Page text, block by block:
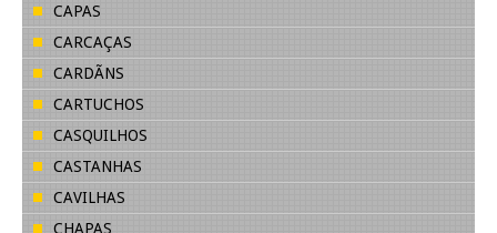
CAPAS
CARCAÇAS
CARDÃNS
CARTUCHOS
CASQUILHOS
CASTANHAS
CAVILHAS
CHAPAS